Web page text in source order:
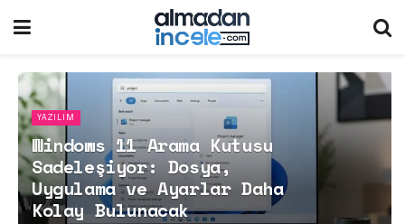
YAZILIM
Windows 11 Arama Kutusu
Sadeleşiyor: Dosya,
Uygulama ve Ayarlar Daha
Kolay Bulunacak